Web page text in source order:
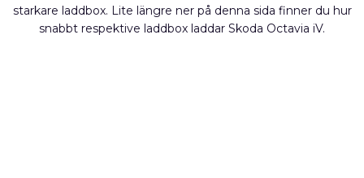
starkare laddbox. Lite längre ner på denna sida finner du hur
snabbt respektive laddbox laddar Skoda Octavia iV.